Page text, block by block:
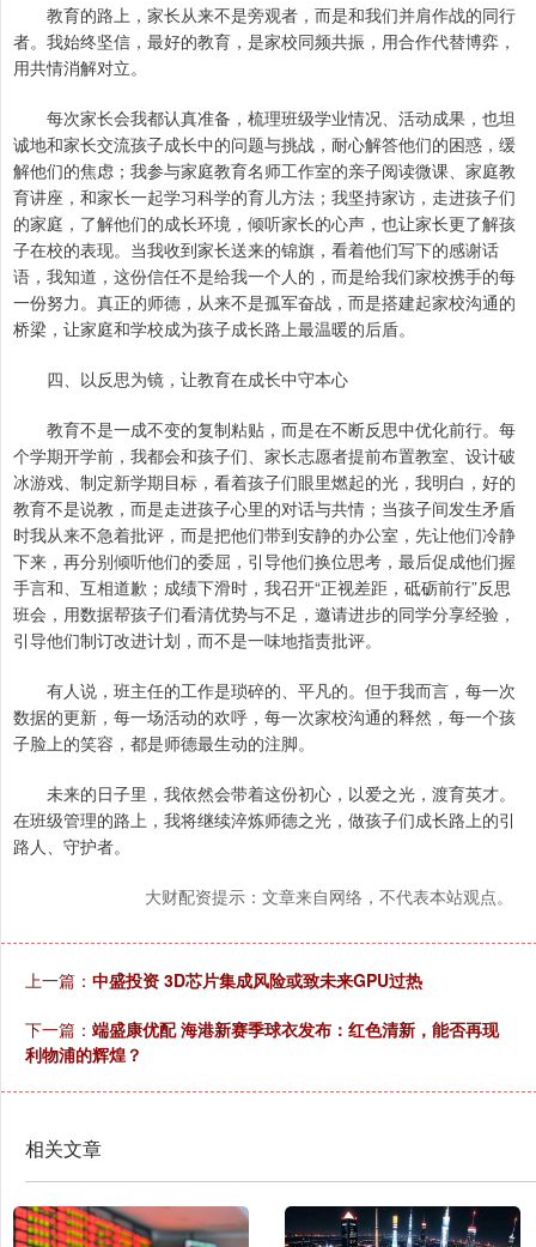
教育的路上，家长从来不是旁观者，而是和我们并肩作战的同行
者。我始终坚信，最好的教育，是家校同频共振，用合作代替博弈，
用共情消解对立。
每次家长会我都认真准备，梳理班级学业情况、活动成果，也坦
诚地和家长交流孩子成长中的问题与挑战，耐心解答他们的困惑，缓
解他们的焦虑；我参与家庭教育名师工作室的亲子阅读微课、家庭教
育讲座，和家长一起学习科学的育儿方法；我坚持家访，走进孩子们
的家庭，了解他们的成长环境，倾听家长的心声，也让家长更了解孩
子在校的表现。当我收到家长送来的锦旗，看着他们写下的感谢话
语，我知道，这份信任不是给我一个人的，而是给我们家校携手的每
一份努力。真正的师德，从来不是孤军奋战，而是搭建起家校沟通的
桥梁，让家庭和学校成为孩子成长路上最温暖的后盾。
四、以反思为镜，让教育在成长中守本心
教育不是一成不变的复制粘贴，而是在不断反思中优化前行。每
个学期开学前，我都会和孩子们、家长志愿者提前布置教室、设计破
冰游戏、制定新学期目标，看着孩子们眼里燃起的光，我明白，好的
教育不是说教，而是走进孩子心里的对话与共情；当孩子间发生矛盾
时我从来不急着批评，而是把他们带到安静的办公室，先让他们冷静
下来，再分别倾听他们的委屈，引导他们换位思考，最后促成他们握
手言和、互相道歉；成绩下滑时，我召开“正视差距，砥砺前行”反思
班会，用数据帮孩子们看清优势与不足，邀请进步的同学分享经验，
引导他们制订改进计划，而不是一味地指责批评。
有人说，班主任的工作是琐碎的、平凡的。但于我而言，每一次
数据的更新，每一场活动的欢呼，每一次家校沟通的释然，每一个孩
子脸上的笑容，都是师德最生动的注脚。
未来的日子里，我依然会带着这份初心，以爱之光，渡育英才。
在班级管理的路上，我将继续淬炼师德之光，做孩子们成长路上的引
路人、守护者。
大财配资提示：文章来自网络，不代表本站观点。
上一篇： 中盛投资 3D芯片集成风险或致未来GPU过热
下一篇： 端盛康优配 海港新赛季球衣发布：红色清新，能否再现
利物浦的辉煌？
相关文章